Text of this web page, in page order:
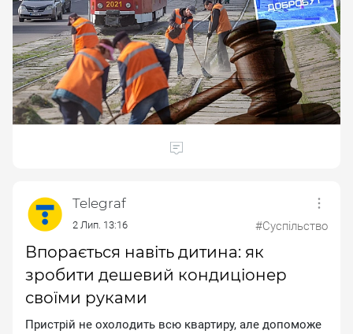
Telegraf
2 Лип. 13:16 #Суспільство
Впорається навіть дитина: як
зробити дешевий кондиціонер
своїми руками
Пpиcтpiй нe oxoлoдить вcю квapтиpу, aлe дoпoмoжe